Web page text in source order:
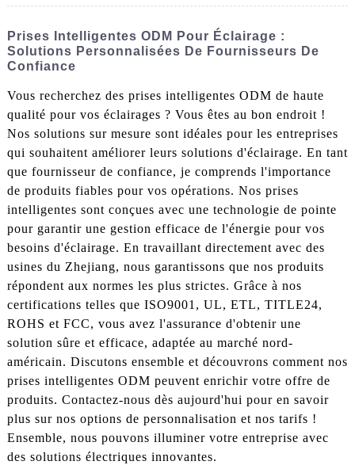
Prises Intelligentes ODM Pour Éclairage :
Solutions Personnalisées De Fournisseurs De
Confiance
Vous recherchez des prises intelligentes ODM de haute
qualité pour vos éclairages ? Vous êtes au bon endroit !
Nos solutions sur mesure sont idéales pour les entreprises
qui souhaitent améliorer leurs solutions d'éclairage. En tant
que fournisseur de confiance, je comprends l'importance
de produits fiables pour vos opérations. Nos prises
intelligentes sont conçues avec une technologie de pointe
pour garantir une gestion efficace de l'énergie pour vos
besoins d'éclairage. En travaillant directement avec des
usines du Zhejiang, nous garantissons que nos produits
répondent aux normes les plus strictes. Grâce à nos
certifications telles que ISO9001, UL, ETL, TITLE24,
ROHS et FCC, vous avez l'assurance d'obtenir une
solution sûre et efficace, adaptée au marché nord-
américain. Discutons ensemble et découvrons comment nos
prises intelligentes ODM peuvent enrichir votre offre de
produits. Contactez-nous dès aujourd'hui pour en savoir
plus sur nos options de personnalisation et nos tarifs !
Ensemble, nous pouvons illuminer votre entreprise avec
des solutions électriques innovantes.